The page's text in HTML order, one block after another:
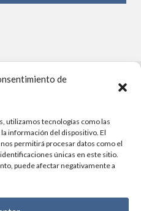
de
utilizamos tecnologías como las
información del dispositivo. El
permitirá procesar datos como el
únicas en este sitio.
puede afectar negativamente a
LA UNIÓN EUROPEA –